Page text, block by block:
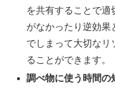
を共有することで
がなかったり逆効果
でしまって大切なリ
ることができます。
調べ物に使う時間の